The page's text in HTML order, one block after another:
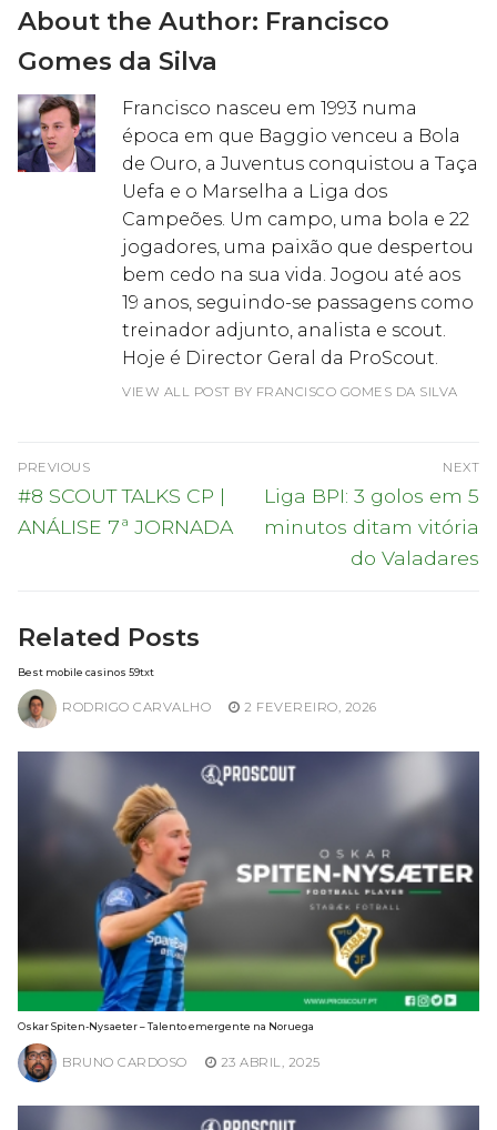
About the Author: Francisco
Gomes da Silva
Francisco nasceu em 1993 numa
época em que Baggio venceu a Bola
de Ouro, a Juventus conquistou a Taça
Uefa e o Marselha a Liga dos
Campeões. Um campo, uma bola e 22
jogadores, uma paixão que despertou
bem cedo na sua vida. Jogou até aos
19 anos, seguindo-se passagens como
treinador adjunto, analista e scout.
Hoje é Director Geral da ProScout.
VIEW ALL POST BY FRANCISCO GOMES DA SILVA
Navegação
de
artigos
PREVIOUS
Previous
post:
#8 SCOUT TALKS CP |
ANÁLISE 7ª JORNADA
NEXT
Next
post:
Liga BPI: 3 golos em 5
minutos ditam vitória
do Valadares
Related Posts
Best mobile casinos 59txt
RODRIGO CARVALHO 2 FEVEREIRO, 2026
Oskar Spiten-Nysaeter – Talento emergente na Noruega
BRUNO CARDOSO 23 ABRIL, 2025